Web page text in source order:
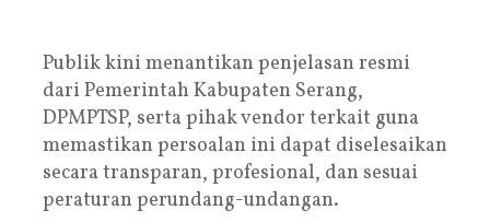
Publik kini menantikan penjelasan resmi
dari Pemerintah Kabupaten Serang,
DPMPTSP, serta pihak vendor terkait guna
memastikan persoalan ini dapat diselesaikan
secara transparan, profesional, dan sesuai
peraturan perundang-undangan.